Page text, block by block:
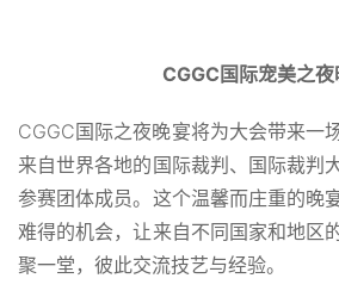
CGGC国际宠美之夜
CGGC国际之夜晚宴将为大会带来一
来自世界各地的国际裁判、国际裁判
参赛团体成员。这个温馨而庄重的晚
难得的机会，让来自不同国家和地区
聚一堂，彼此交流技艺与经验。